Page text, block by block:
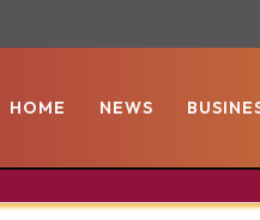
HOME NEWS